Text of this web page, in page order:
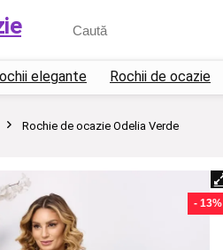
elegante Rochii de ocazie
Rochie de ocazie Odelia Verde
- 13%